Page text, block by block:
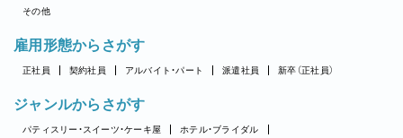
その他
雇用形態からさがす
正社員 契約社員 アルバイト・パート 派遣社員 新卒（正社員）
ジャンルからさがす
パティスリー・スイーツ・ケーキ屋
ホテル・ブライダル